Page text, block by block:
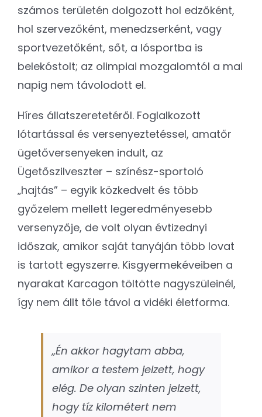
számos területén dolgozott hol edzőként,
hol szervezőként, menedzserként, vagy
sportvezetőként, sőt, a lósportba is
belekóstolt; az olimpiai mozgalomtól a mai
napig nem távolodott el.
Híres állatszeretetéről. Foglalkozott
lótartással és versenyeztetéssel, amatőr
ügetőversenyeken indult, az
Ügetőszilveszter – színész-sportoló
„hajtás” – egyik közkedvelt és több
győzelem mellett legeredményesebb
versenyzője, de volt olyan évtizednyi
időszak, amikor saját tanyáján több lovat
is tartott egyszerre. Kisgyermekéveiben a
nyarakat Karcagon töltötte nagyszüleinél,
így nem állt tőle távol a vidéki életforma.
„Én akkor hagytam abba,
amikor a testem jelzett, hogy
elég. De olyan szinten jelzett,
hogy tíz kilométert nem